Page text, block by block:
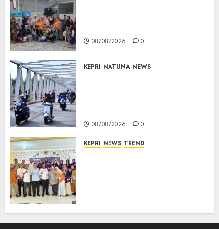
08/08/2026 0
KEPRI NATUNA NEWS
08/08/2026 0
KEPRI NEWS TREND
08/08/2026 0